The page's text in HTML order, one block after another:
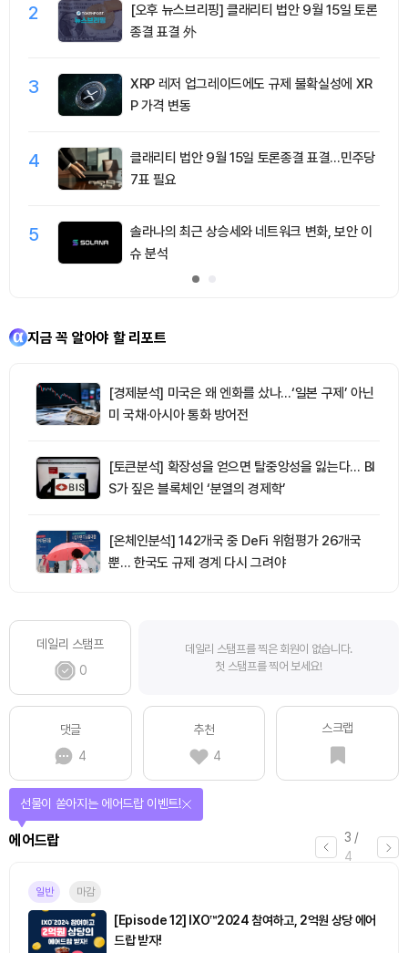
2
[오후 뉴스브리핑] 클래리티 법안 9월 15일 토론
종결 표결 外
3
XRP 레저 업그레이드에도 규제 불확실성에 XR
P 가격 변동
4
클래리티 법안 9월 15일 토론종결 표결…민주당
7표 필요
5
솔라나의 최근 상승세와 네트워크 변화, 보안 이
슈 분석
지금 꼭 알아야 할 리포트
[경제분석] 미국은 왜 엔화를 샀나…‘일본 구제’ 아닌
미 국채·아시아 통화 방어전
[토큰분석] 확장성을 얻으면 탈중앙성을 잃는다… BI
S가 짚은 블록체인 ‘분열의 경제학’
[온체인분석] 142개국 중 DeFi 위험평가 26개국
뿐… 한국도 규제 경계 다시 그려야
데일리 스탬프
0
데일리 스탬프를 찍은 회원이 없습니다.
첫 스탬프를 찍어 보세요!
댓글
4
추천
4
스크랩
3 /
4
에어드랍
선물이 쏟아지는 에어드랍 이벤트!
일반 마감
[Episode 12] IXO™2024 참여하고, 2억원 상당 에어
드랍 받자!